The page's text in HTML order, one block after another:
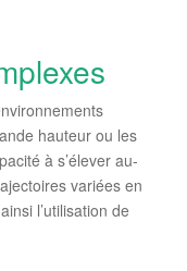
hauteur ou les
à s’élever au-
variées en
l’utilisation de